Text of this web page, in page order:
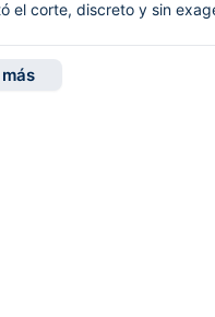
el corte, discreto y sin